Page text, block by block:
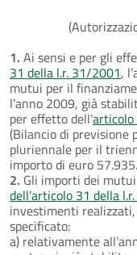
1. Ai sensi e per gli
31 della l.r. 31/2001,
mutui per il
l’anno 2009, già
per effetto dell’articolo
(Bilancio di previsione
pluriennale per il
importo di euro
2. Gli importi dei
dell’articolo 31 della
investimenti
specificato:
a) relativamente